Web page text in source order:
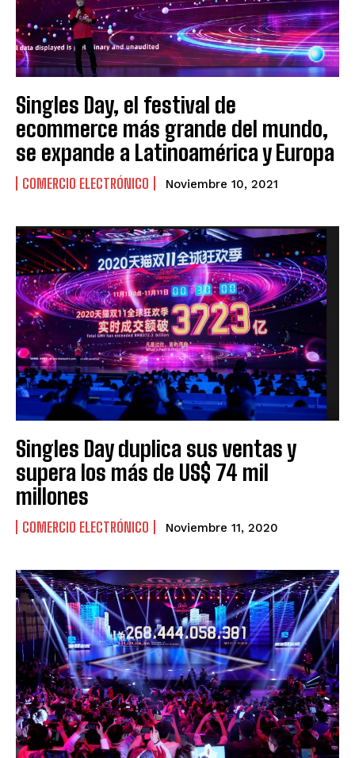
VENEZUELA
VENEZUELA
Singles Day, el festival de
ecommerce más grande del mundo,
se expande a Latinoamérica y Europa
COMERCIO ELECTRÓNICO Noviembre 10, 2021
Singles Day duplica sus ventas y
supera los más de US$ 74 mil
millones
COMERCIO ELECTRÓNICO Noviembre 11, 2020